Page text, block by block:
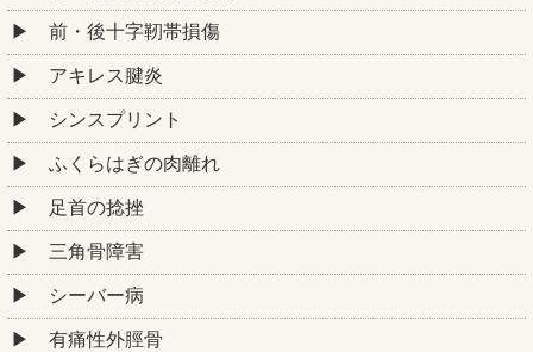
前・後十字靭帯損傷
アキレス腱炎
シンスプリント
ふくらはぎの肉離れ
足首の捻挫
三角骨障害
シーバー病
有痛性外脛骨